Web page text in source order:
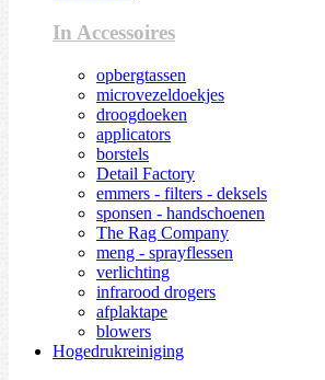
In Accessoires
opbergtassen
microvezeldoekjes
droogdoeken
applicators
borstels
Detail Factory
emmers - filters - deksels
sponsen - handschoenen
The Rag Company
meng - sprayflessen
verlichting
infrarood drogers
afplaktape
blowers
Hogedrukreiniging